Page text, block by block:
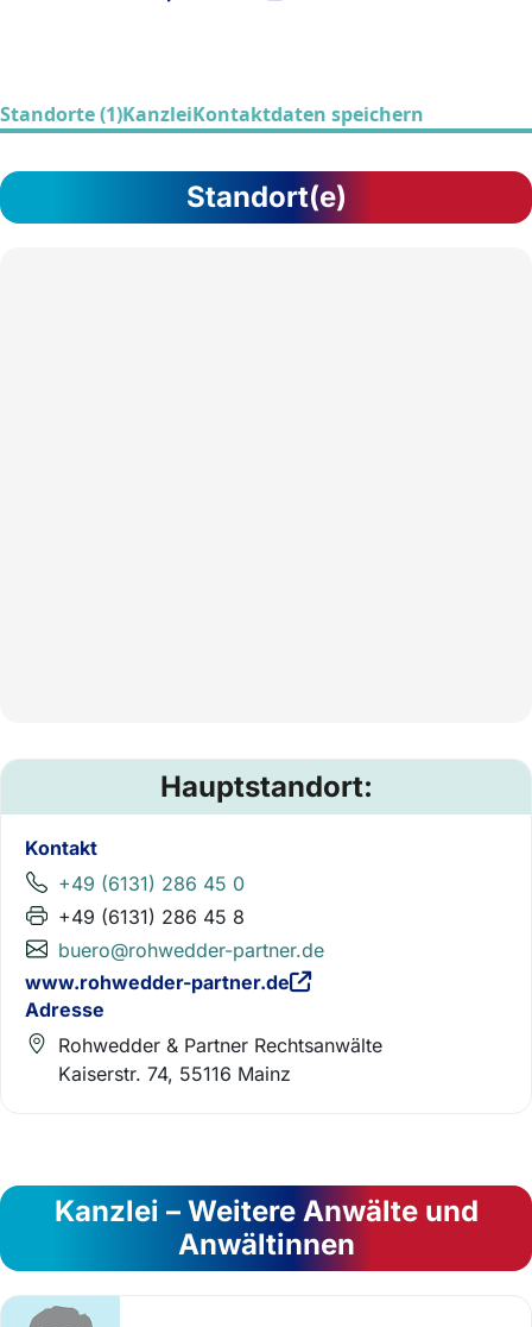
Standorte (1)KanzleiKontaktdaten speichern
Standort(e)
Hauptstandort:
Kontakt
+49 (6131) 286 45 0
+49 (6131) 286 45 8
buero@rohwedder-partner.de
www.rohwedder-partner.de
Adresse
Rohwedder & Partner Rechtsanwälte
Kaiserstr. 74, 55116 Mainz
Kanzlei – Weitere Anwälte und
Anwältinnen